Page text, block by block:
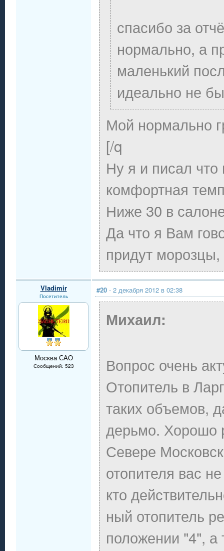
спасибо за
нормально, а
маленький
идеально не
Мой нормально
[/q
Ну я и писал что
комфортная
Ниже 30 в
Да что я Вам
придут
Vladimir
Посетитель
Москва САО
Сообщений: 523
#20 - 2 декабря 2012 в 02:38
Михаил:
Вопрос очень
Отопитель в
таких объемов,
дерьмо. Хорошо
Севере
отопителя вас
кто
ный отопитель
положении "4", а